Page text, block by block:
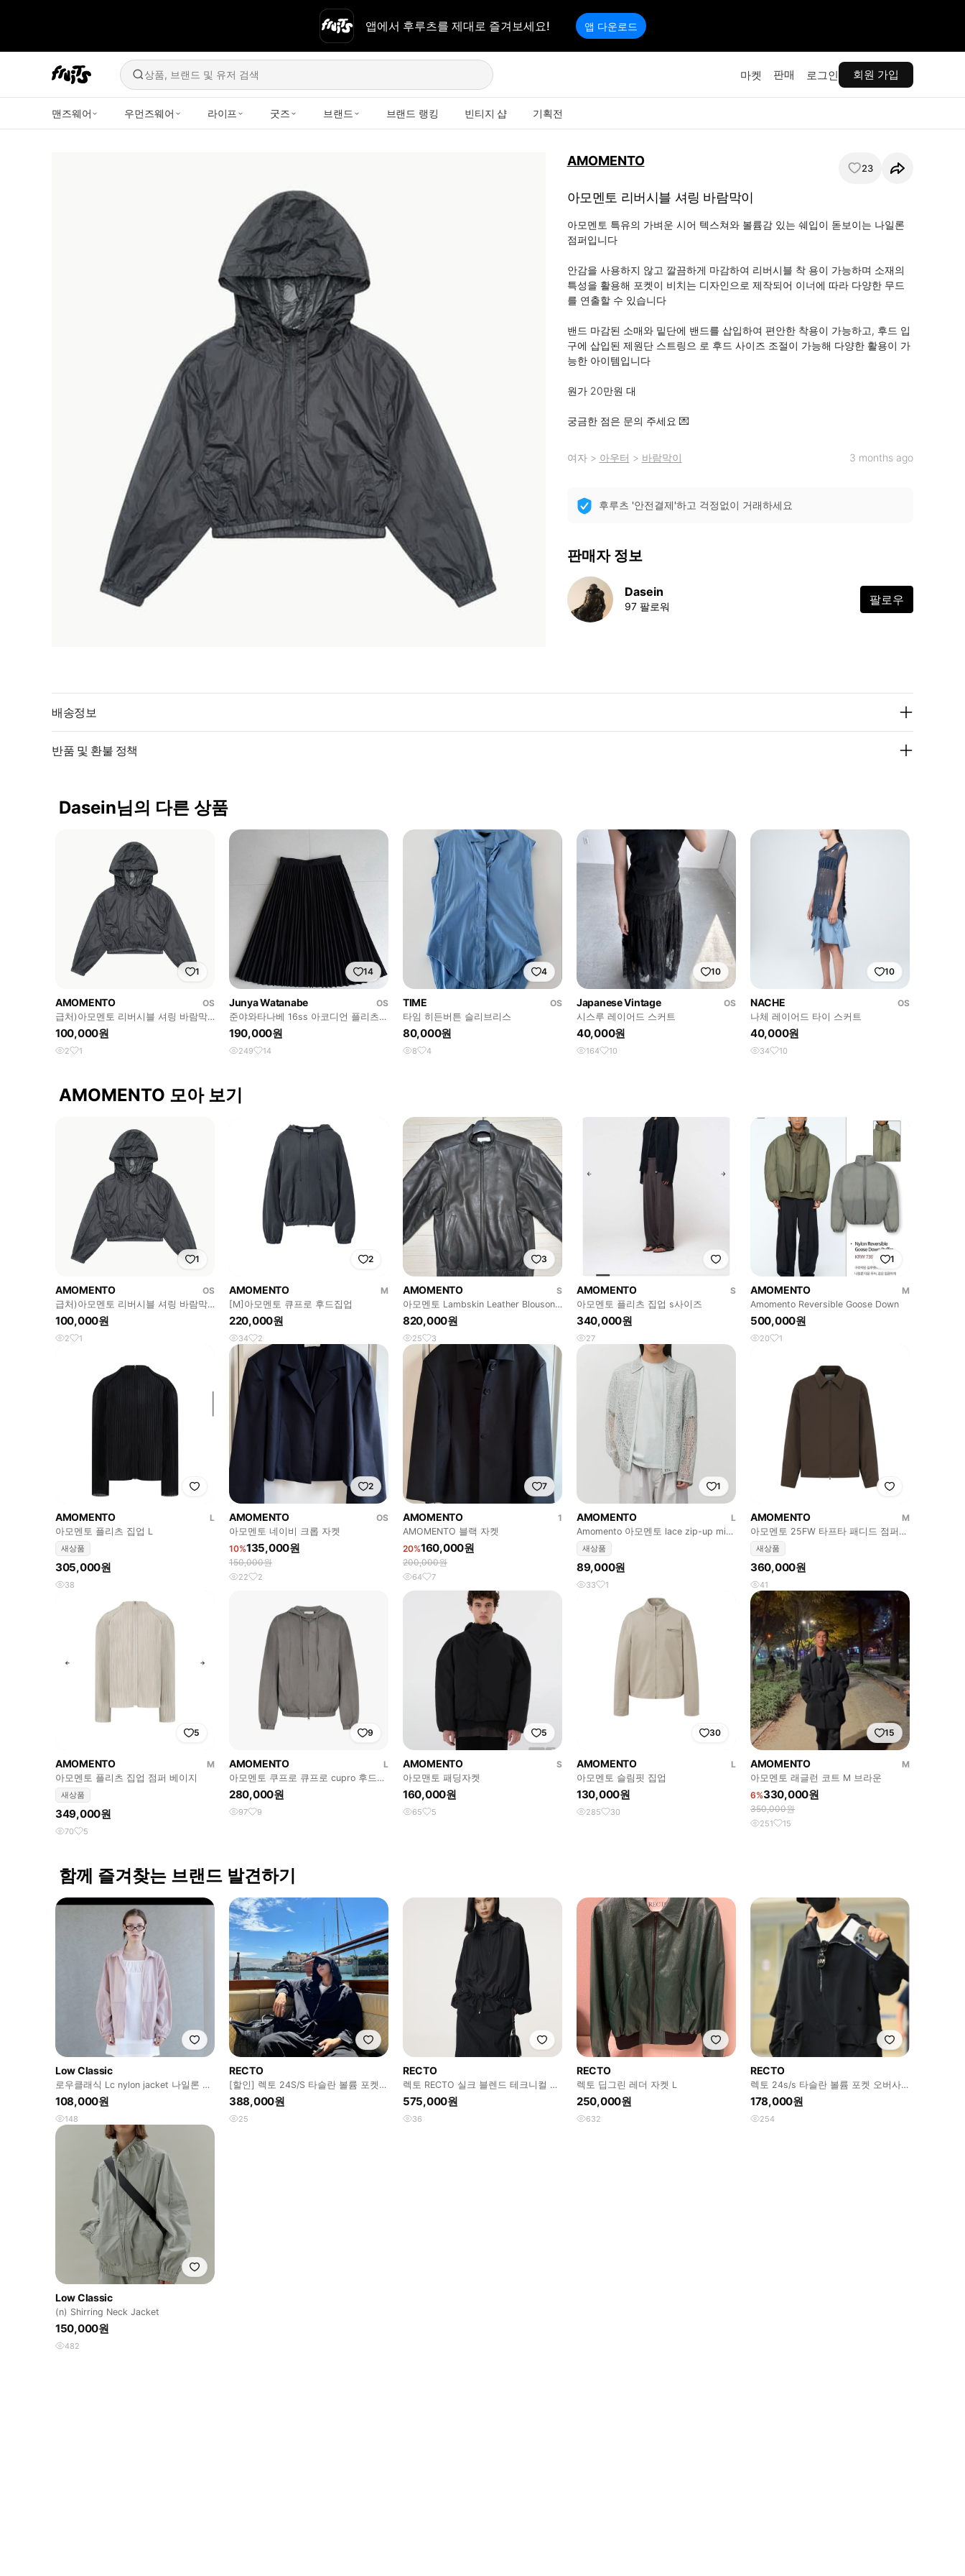
앱에서 후루츠를 제대로 즐겨보세요! 앱 다운로드
상품, 브랜드 및 유저 검색 마켓 판매 로그인 회원 가입
맨즈웨어 우먼즈웨어 라이프 굿즈 브랜드 브랜드 랭킹 빈티지 샵 기획전
AMOMENTO 23
아모멘토 리버시블 셔링 바람막이
아모멘토 특유의 가벼운 시어 텍스쳐와 볼륨감 있는 쉐입이 돋보이는 나일론
점퍼입니다
안감을 사용하지 않고 깔끔하게 마감하여 리버시블 착 용이 가능하며 소재의
특성을 활용해 포켓이 비치는 디자인으로 제작되어 이너에 따라 다양한 무드
를 연출할 수 있습니다
밴드 마감된 소매와 밑단에 밴드를 삽입하여 편안한 착용이 가능하고, 후드 입
구에 삽입된 제원단 스트링으 로 후드 사이즈 조절이 가능해 다양한 활용이 가
능한 아이템입니다
원가 20만원 대
궁금한 점은 문의 주세요 💌
여자> 아우터 > 바람막이 3 months ago
후루츠 '안전결제'하고 걱정없이 거래하세요
판매자 정보
Dasein
97 팔로워 팔로우
배송정보
반품 및 환불 정책
Dasein님의 다른 상품
1
AMOMENTO
OS
급처)아모멘토 리버시블 셔링 바람막
이
100,000원
2 1
14
Junya Watanabe
OS
준야와타나베 16ss 아코디언 플리츠
스커트
190,000원
249 14
4
TIME
OS
타임 히든버튼 슬리브리스
80,000원
8 4
10
Japanese Vintage
OS
시스루 레이어드 스커트
40,000원
164 10
10
NACHE
OS
나체 레이어드 타이 스커트
40,000원
34 10
AMOMENTO 모아 보기
1
AMOMENTO
OS
급처)아모멘토 리버시블 셔링 바람막
이
100,000원
2 1
2
AMOMENTO
M
[M]아모멘토 큐프로 후드집업
220,000원
34 2
3
AMOMENTO
S
아모멘토 Lambskin Leather Blouson
S사이즈
820,000원
25 3
AMOMENTO
S
아모멘토 플리츠 집업 s사이즈
340,000원
27
1
AMOMENTO
M
Amomento Reversible Goose Down
500,000원
20 1
AMOMENTO
L
아모멘토 플리츠 집업 L
새상품
305,000원
38
2
AMOMENTO
OS
아모멘토 네이비 크롭 자켓
10%135,000원
150,000원
22 2
7
AMOMENTO
1
AMOMENTO 블랙 자켓
20%160,000원
200,000원
64 7
1
AMOMENTO
L
Amomento 아모멘토 lace zip-up mint
새상품
89,000원
33 1
AMOMENTO
M
아모멘토 25FW 타프타 패디드 점퍼
Brown M
새상품
360,000원
41
5
AMOMENTO
M
아모멘토 플리츠 집업 점퍼 베이지
새상품
349,000원
70 5
9
AMOMENTO
L
아모멘토 쿠프로 큐프로 cupro 후드집
업 그레이 L
280,000원
97 9
5
AMOMENTO
S
아모맨토 패딩자켓
160,000원
65 5
30
AMOMENTO
L
아모멘토 슬림핏 집업
130,000원
285 30
15
AMOMENTO
M
아모멘토 래글런 코트 M 브라운
6%330,000원
350,000원
251 15
함께 즐겨찾는 브랜드 발견하기
Low Classic
로우클래식 Lc nylon jacket 나일론 자
켓 핑크
108,000원
148
RECTO
[할인] 렉토 24S/S 타슬란 볼륨 포켓
오버사이즈 아노락 블
388,000원
25
RECTO
렉토 RECTO 실크 블렌드 테크니컬 후
디 점퍼 블랙
575,000원
36
RECTO
렉토 딥그린 레더 자켓 L
250,000원
632
RECTO
렉토 24s/s 타슬란 볼륨 포켓 오버사
이즈 아노락
178,000원
254
Low Classic
(n) Shirring Neck Jacket
150,000원
482